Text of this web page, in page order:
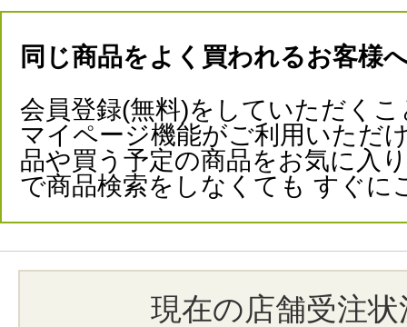
同じ商品をよく買われるお客様
会員登録(無料)をしていただくこ
マイページ機能がご利用いただ
品や買う予定の商品をお気に入
で商品検索をしなくても すぐに
現在の店舗受注状